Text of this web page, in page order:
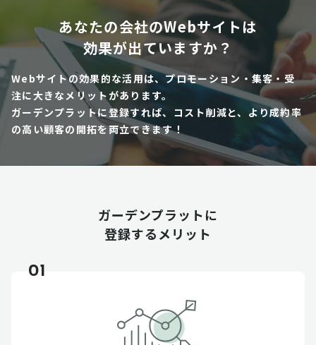
あなたの会社のWebサイトは
効果が出ていますか？
Webサイトの効果的な活用は、プロモーション・集客・受
注に大きなメリットがあります。
ガーデンプラットに登録すれば、コスト削減と、より成約率
の高い顧客の開拓を両立できます！
ガーデンプラットに
登録するメリット
01